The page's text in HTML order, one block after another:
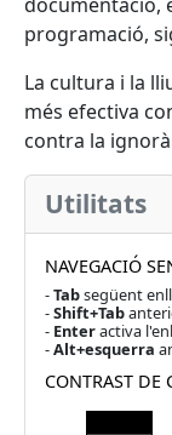
programació,
La cultura i la
més efectiva
contra la
Utilitats
NAVEGACIÓ
-Tabsegüent
-Shift+Tab
- Enteractiva
-Alt+esquerra
CONTRAST DE